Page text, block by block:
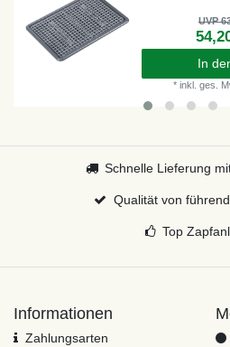
UVP
In
* inkl. ges.
Schnelle Lieferung
Qualität von
Top
Informationen
Zahlungsarten